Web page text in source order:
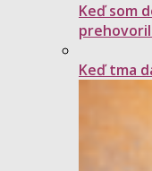
Keď som
Keď tma